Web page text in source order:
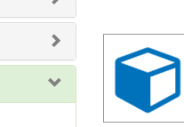
ricerca